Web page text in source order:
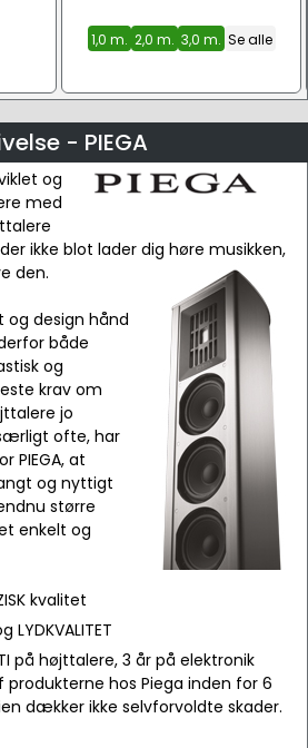
1,0 m. 2,0 m. 3,0 m. Se alle
- PIEGA
og
med
ikke blot lader dig høre musikken,
den.
og design hånd
både
og
krav om
jo
ofte, har
PIEGA, at
og nyttigt
større
enkelt og
kvalitet
LYDKVALITET
på højttalere, 3 år på elektronik
produkterne hos Piega inden for 6
dækker ikke selvforvoldte skader.